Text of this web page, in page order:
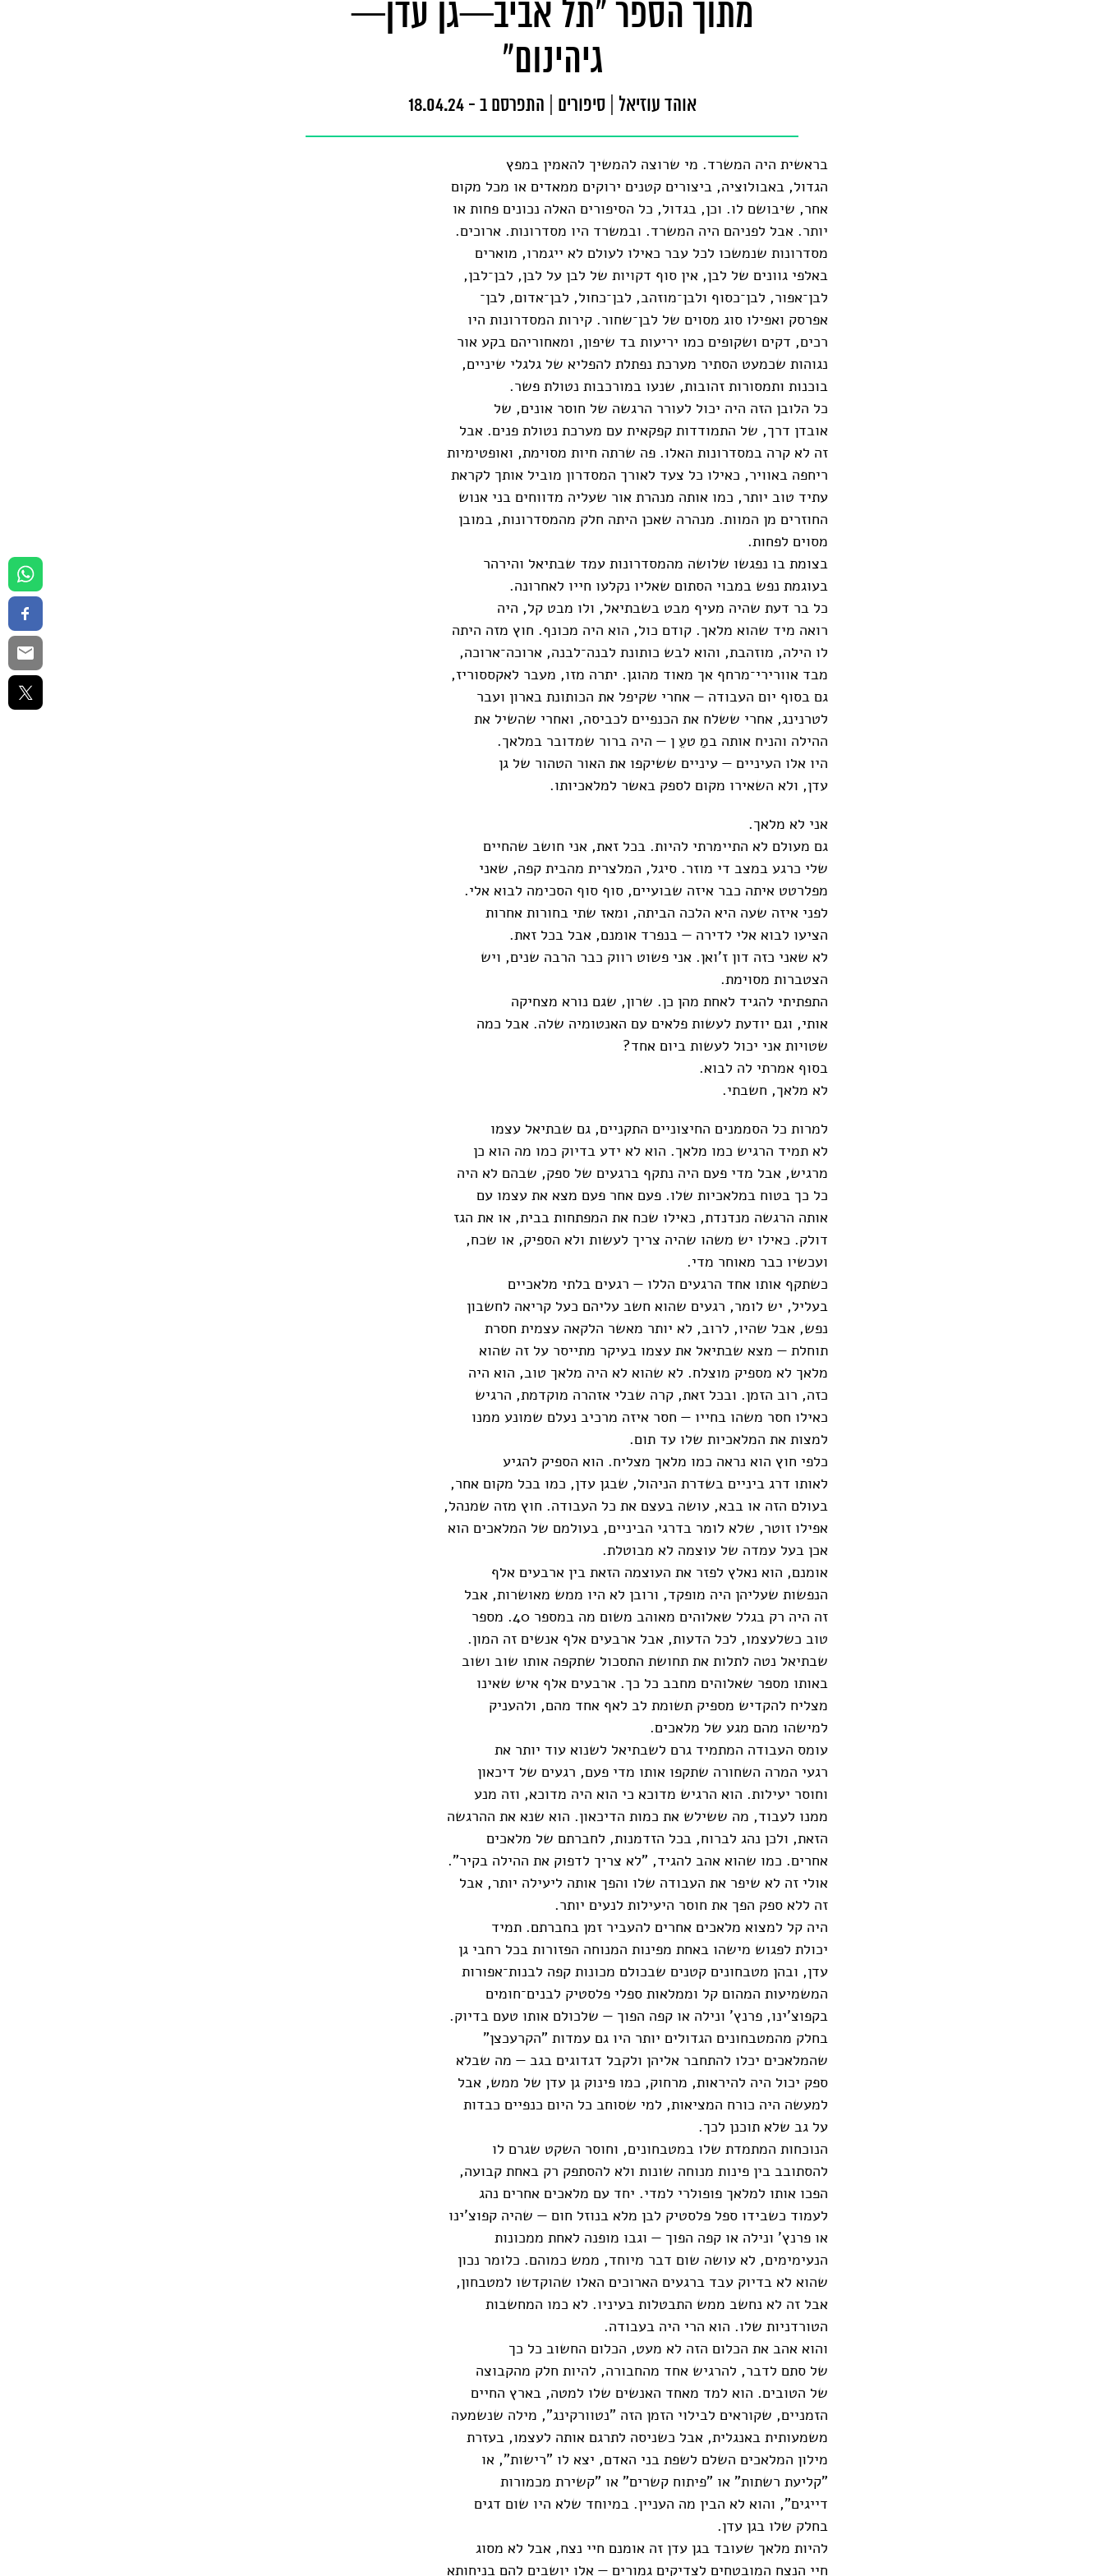
מתוך הספר "תל אביב—גן עדן—
גיהינום"
אוהד עוזיאל סיפורים התפרסם ב - 18.04.24
בראשית היה המשרד. מי שרוצה להמשיך להאמין במפץ
הגדול, באבולוציה, ביצורים קטנים ירוקים ממאדים או מכל מקום
אחר, שיבושם לו. וכן, בגדול, כל הסיפורים האלה נכונים פחות או
יותר. אבל לפניהם היה המשרד. ובמשרד היו מסדרונות. ארוכים.
מסדרונות שנמשכו לכל עבר כאילו לעולם לא ייגמרו, מוארים
באלפי גוונים של לבן, אין סוף דקויות של לבן על לבן, לבן־לבן,
לבן־אפור, לבן־כסוף ולבן־מוזהב, לבן־כחול, לבן־אדום, לבן־
אפרסק ואפילו סוג מסוים של לבן־שחור. קירות המסדרונות היו
רכים, דקים ושקופים כמו יריעות בד שיפון, ומאחוריהם בקע אור
נגוהות שכמעט הסתיר מערכת נפתלת להפליא של גלגלי שיניים,
בוכנות ותמסורות זהובות, שנעו במורכבות נטולת פשר.
כל הלובן הזה היה יכול לעורר הרגשה של חוסר אונים, של
אובדן דרך, של התמודדות קפקאית עם מערכת נטולת פנים. אבל
זה לא קרה במסדרונות האלו. פה שרתה חיות מסוימת, ואופטימיות
ריחפה באוויר, כאילו כל צעד לאורך המסדרון מוביל אותך לקראת
עתיד טוב יותר, כמו אותה מנהרת אור שעליה מדווחים בני אנוש
החוזרים מן המוות. מנהרה שאכן היתה חלק מהמסדרונות, במובן
מסוים לפחות.
בצומת בו נפגשו שלושה מהמסדרונות עמד שבתיאל והירהר
בעוגמת נפש במבוי הסתום שאליו נקלעו חייו לאחרונה.
כל בר דעת שהיה מעיף מבט בשבתיאל, ולו מבט קל, היה
רואה מיד שהוא מלאך. קודם כול, הוא היה מכונף. חוץ מזה היתה
לו הילה, מוזהבת, והוא לבש כותונת לבנה־לבנה, ארוכה־ארוכה,
מבד אוורירי־מרחף אך מאוד מהוגן. יתרה מזו, מעבר לאקססוריז,
גם בסוף יום העבודה — אחרי שקיפל את הכותונת בארון ועבר
לטרנינג, אחרי ששלח את הכנפיים לכביסה, ואחרי שהשיל את
ההילה והניח אותה במַ טעֵ ן — היה ברור שמדובר במלאך.
היו אלו העיניים — עיניים ששיקפו את האור הטהור של גן
עדן, ולא השאירו מקום לספק באשר למלאכיותו.
אני לא מלאך.
גם מעולם לא התיימרתי להיות. בכל זאת, אני חושב שהחיים
שלי כרגע במצב די מוזר. סיגל, המלצרית מהבית קפה, שאני
מפלרטט איתה כבר איזה שבועיים, סוף סוף הסכימה לבוא אלי.
לפני איזה שעה היא הלכה הביתה, ומאז שתי בחורות אחרות
הציעו לבוא אלי לדירה — בנפרד אומנם, אבל בכל זאת.
לא שאני כזה דון ז'ואן. אני פשוט רווק כבר הרבה שנים, ויש
הצטברות מסוימת.
התפתיתי להגיד לאחת מהן כן. שרון, שגם נורא מצחיקה
אותי, וגם יודעת לעשות פלאים עם האנטומיה שלה. אבל כמה
שטויות אני יכול לעשות ביום אחד?
בסוף אמרתי לה לבוא.
לא מלאך, חשבתי.
למרות כל הסממנים החיצוניים התקניים, גם שבתיאל עצמו
לא תמיד הרגיש כמו מלאך. הוא לא ידע בדיוק כמו מה הוא כן
מרגיש, אבל מדי פעם היה נתקף ברגעים של ספק, שבהם לא היה
כל כך בטוח במלאכיות שלו. פעם אחר פעם מצא את עצמו עם
אותה הרגשה מנדנדת, כאילו שכח את המפתחות בבית, או את הגז
דולק. כאילו יש משהו שהיה צריך לעשות ולא הספיק, או שכח,
ועכשיו כבר מאוחר מדי.
כשתקף אותו אחד הרגעים הללו — רגעים בלתי מלאכיים
בעליל, יש לומר, רגעים שהוא חשב עליהם כעל קריאה לחשבון
נפש, אבל שהיו, לרוב, לא יותר מאשר הלקאה עצמית חסרת
תוחלת — מצא שבתיאל את עצמו בעיקר מתייסר על זה שהוא
מלאך לא מספיק מוצלח. לא שהוא לא היה מלאך טוב, הוא היה
כזה, רוב הזמן. ובכל זאת, קרה שבלי אזהרה מוקדמת, הרגיש
כאילו חסר משהו בחייו — חסר איזה מרכיב נעלם שמונע ממנו
למצות את המלאכיות שלו עד תום.
כלפי חוץ הוא נראה כמו מלאך מצליח. הוא הספיק להגיע
לאותו דרג ביניים בשדרת הניהול, שבגן עדן, כמו בכל מקום אחר,
בעולם הזה או בבא, עושה בעצם את כל העבודה. חוץ מזה שמנהל,
אפילו זוטר, שלא לומר בדרגי הביניים, בעולמם של המלאכים הוא
אכן בעל עמדה של עוצמה לא מבוטלת.
אומנם, הוא נאלץ לפזר את העוצמה הזאת בין ארבעים אלף
הנפשות שעליהן היה מופקד, ורובן לא היו ממש מאושרות, אבל
זה היה רק בגלל שאלוהים מאוהב משום מה במספר 40. מספר
טוב כשלעצמו, לכל הדעות, אבל ארבעים אלף אנשים זה המון.
שבתיאל נטה לתלות את תחושת התסכול שתקפה אותו שוב ושוב
באותו מספר שאלוהים מחבב כל כך. ארבעים אלף איש שאינו
מצליח להקדיש מספיק תשומת לב לאף אחד מהם, ולהעניק
למישהו מהם מגע של מלאכים.
עומס העבודה המתמיד גרם לשבתיאל לשנוא עוד יותר את
רגעי המרה השחורה שתקפו אותו מדי פעם, רגעים של דיכאון
וחוסר יעילות. הוא הרגיש מדוכא כי הוא היה מדוכא, וזה מנע
ממנו לעבוד, מה ששילש את כמות הדיכאון. הוא שנא את ההרגשה
הזאת, ולכן נהג לברוח, בכל הזדמנות, לחברתם של מלאכים
אחרים. כמו שהוא אהב להגיד, "לא צריך לדפוק את ההילה בקיר".
אולי זה לא שיפר את העבודה שלו והפך אותה ליעילה יותר, אבל
זה ללא ספק הפך את חוסר היעילות לנעים יותר.
היה קל למצוא מלאכים אחרים להעביר זמן בחברתם. תמיד
יכולת לפגוש מישהו באחת מפינות המנוחה הפזורות בכל רחבי גן
עדן, ובהן מטבחונים קטנים שבכולם מכונות קפה לבנות־אפורות
המשמיעות המהום קל וממלאות ספלי פלסטיק לבנים־חומים
בקפוצ'ינו, פרנץ' ונילה או קפה הפוך — שלכולם אותו טעם בדיוק.
בחלק מהמטבחונים הגדולים יותר היו גם עמדות "הקרעכצן"
שהמלאכים יכלו להתחבר אליהן ולקבל דגדוגים בגב — מה שבלא
ספק יכול היה להיראות, מרחוק, כמו פינוק גן עדן של ממש, אבל
למעשה היה כורח המציאות, למי שסוחב כל היום כנפיים כבדות
על גב שלא תוכנן לכך.
הנוכחות המתמדת שלו במטבחונים, וחוסר השקט שגרם לו
להסתובב בין פינות מנוחה שונות ולא להסתפק רק באחת קבועה,
הפכו אותו למלאך פופולרי למדי. יחד עם מלאכים אחרים נהג
לעמוד כשבידו ספל פלסטיק לבן מלא בנוזל חום — שהיה קפוצ'ינו
או פרנץ' ונילה או קפה הפוך — וגבו מופנה לאחת ממכונות
הנעימימים, לא עושה שום דבר מיוחד, ממש כמוהם. כלומר נכון
שהוא לא בדיוק עבד ברגעים הארוכים האלו שהוקדשו למטבחון,
אבל זה לא נחשב ממש התבטלות בעיניו. לא כמו המחשבות
הטורדניות שלו. הוא הרי היה בעבודה.
והוא אהב את הכלום הזה לא מעט, הכלום החשוב כל כך
של סתם לדבר, להרגיש אחד מהחבורה, להיות חלק מהקבוצה
של הטובים. הוא למד מאחד האנשים שלו למטה, בארץ החיים
הזמניים, שקוראים לבילוי הזמן הזה "נטוורקינג", מילה שנשמעה
משמעותית באנגלית, אבל כשניסה לתרגם אותה לעצמו, בעזרת
מילון המלאכים השלם לשפת בני האדם, יצא לו "רישות", או
"קליעת רשתות" או "פיתוח קשרים" או "קשירת מכמורות
דייגים", והוא לא הבין מה העניין. במיוחד שלא היו שום דגים
בחלק שלו בגן עדן.
להיות מלאך שעובד בגן עדן זה אומנם חיי נצח, אבל לא מסוג
חיי הנצח המובטחים לצדיקים גמורים — אלו יושבים להם בניחותא